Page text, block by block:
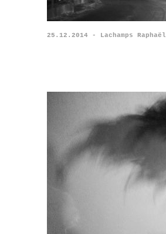
25.12.2014 - Lachamps Raphaël